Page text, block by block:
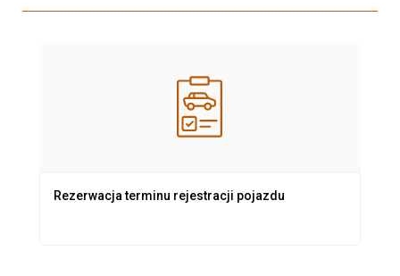
Rezerwacja terminu rejestracji pojazdu